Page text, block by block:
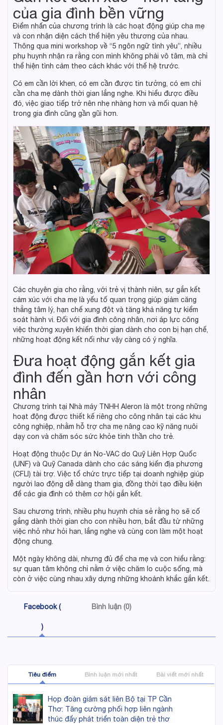
của gia đình bền vững
Điểm nhấn của chương trình là các hoạt động giúp cha mẹ
và con nhận diện cách thể hiện yêu thương của nhau.
Thông qua mini workshop về “5 ngôn ngữ tình yêu”, nhiều
phụ huynh nhận ra rằng con mình không phải vô tâm, mà chỉ
thể hiện tình cảm theo cách khác với thế hệ trước.
Có em cần lời khen, có em cần được tin tưởng, có em chỉ
cần cha mẹ dành thời gian lắng nghe. Khi hiểu được điều
đó, việc giao tiếp trở nên nhẹ nhàng hơn và mối quan hệ
trong gia đình cũng gần gũi hơn.
Các chuyên gia cho rằng, với trẻ vị thành niên, sự gắn kết
cảm xúc với cha mẹ là yếu tố quan trọng giúp giảm căng
thẳng tâm lý, hạn chế xung đột và tăng khả năng tự kiểm
soát hành vi. Đối với gia đình công nhân, nơi áp lực công
việc thường xuyên khiến thời gian dành cho con bị hạn chế,
những hoạt động kết nối như vậy càng có ý nghĩa.
Đưa hoạt động gắn kết gia
đình đến gần hơn với công
nhân
Chương trình tại Nhà máy TNHH Aleron là một trong những
hoạt động được thiết kế riêng cho công nhân tại các khu
công nghiệp, nhằm hỗ trợ cha mẹ nâng cao kỹ năng nuôi
dạy con và chăm sóc sức khỏe tinh thần cho trẻ.
Hoạt động thuộc Dự án No-VAC do Quỹ Liên Hợp Quốc
(UNF) và Quỹ Canada dành cho các sáng kiến địa phương
(CFLI) tài trợ. Việc tổ chức trực tiếp tại doanh nghiệp giúp
người lao động dễ dàng tham gia, đồng thời tạo điều kiện
để các gia đình có thêm cơ hội gắn kết.
Sau chương trình, nhiều phụ huynh chia sẻ rằng họ sẽ cố
gắng dành thời gian cho con nhiều hơn, bắt đầu từ những
việc nhỏ như hỏi han, lắng nghe và cùng con làm một hoạt
động chung.
Một ngày không dài, nhưng đủ để cha mẹ và con hiểu rằng:
sự quan tâm không chỉ nằm ở việc chăm lo cuộc sống, mà
còn ở việc cùng nhau xây dựng những khoảnh khắc gắn kết.
Facebook (
)
Bình luận (0)
Tiêu điểm Bình luận mới nhất Bài viết mới nhất
Họp đoàn giám sát liên Bộ tại TP Cần
Thơ: Tăng cường phối hợp liên ngành
thúc đẩy phát triển toàn diện trẻ thơ